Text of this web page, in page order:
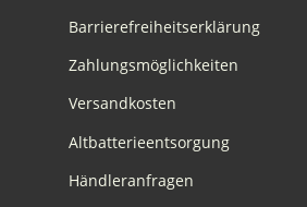
Barrierefreiheitserklärung
Zahlungsmöglichkeiten
Versandkosten
Altbatterieentsorgung
Händleranfragen